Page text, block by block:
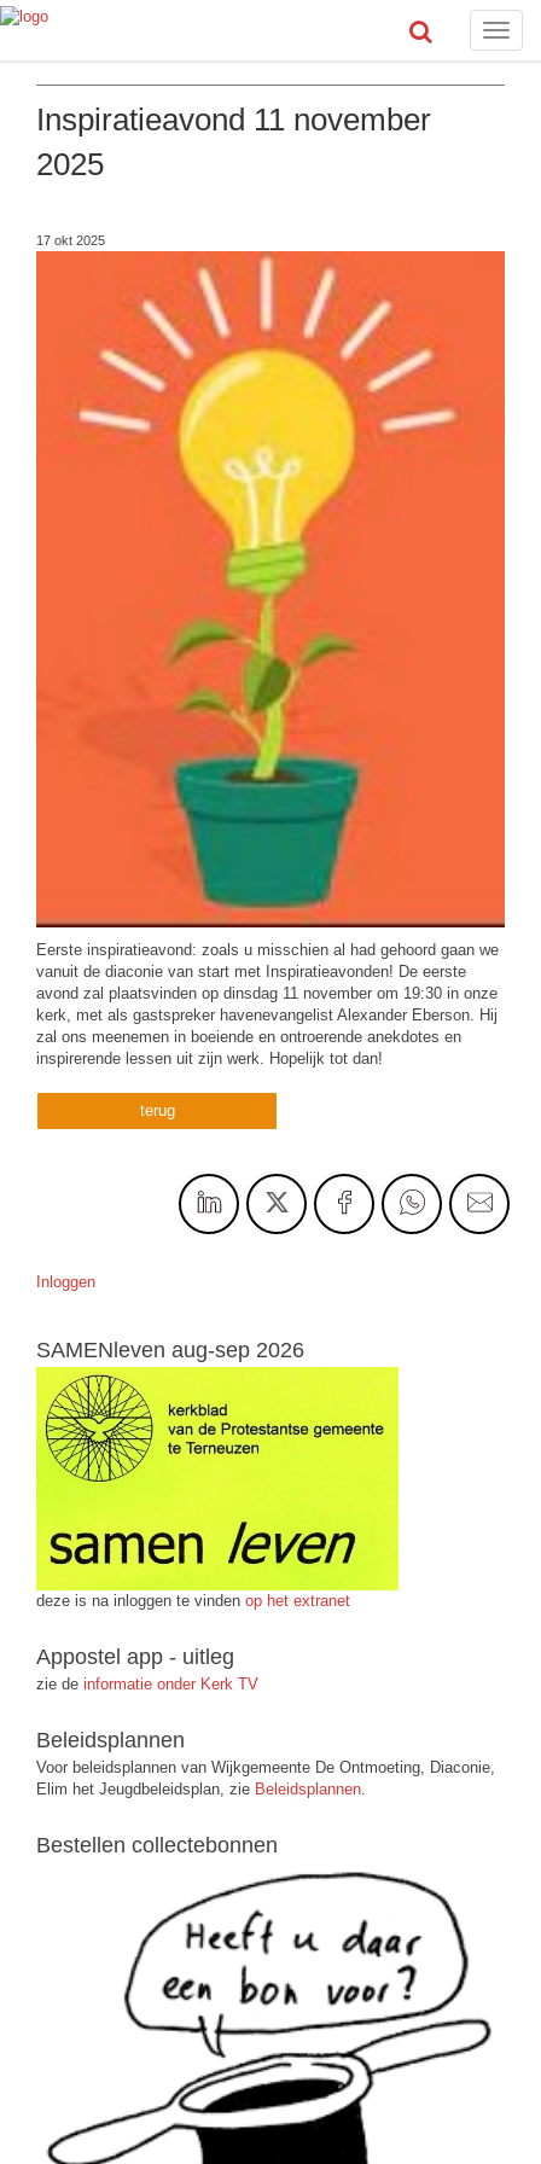
Toggle
Inspiratieavond 11 november
2025
17 okt 2025
Eerste inspiratieavond: zoals u misschien al had gehoord gaan we
vanuit de diaconie van start met Inspiratieavonden! De eerste
avond zal plaatsvinden op dinsdag 11 november om 19:30 in onze
kerk, met als gastspreker havenevangelist Alexander Eberson. Hij
zal ons meenemen in boeiende en ontroerende anekdotes en
inspirerende lessen uit zijn werk. Hopelijk tot dan!
terug
Inloggen
SAMENleven aug-sep 2026
deze is na inloggen te vinden op het extranet
Appostel app - uitleg
zie de informatie onder Kerk TV
Beleidsplannen
Voor beleidsplannen van Wijkgemeente De Ontmoeting, Diaconie,
Elim het Jeugdbeleidsplan, zie Beleidsplannen.
Bestellen collectebonnen